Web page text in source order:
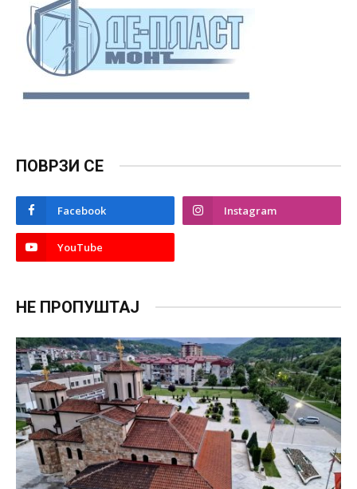
ПОВРЗИ СЕ
Facebook Instagram
YouTube
НЕ ПРОПУШТАЈ